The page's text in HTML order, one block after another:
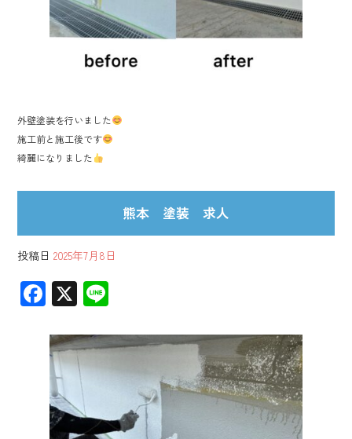
外壁塗装を行いました
施工前と施工後です
綺麗になりました
熊本 塗装 求人
投稿日 2025年7月8日
F
ac
e
b
o
ok
X